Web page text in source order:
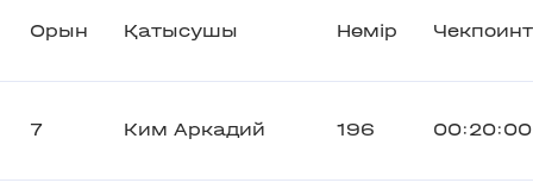
Орын Қатысушы Нөмір Чекпоинт
7 Ким Аркадий 196 00:20:00